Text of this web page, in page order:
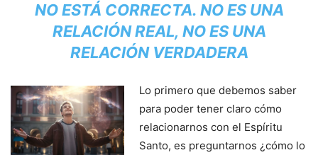
NO ESTÁ CORRECTA. NO ES UNA
RELACIÓN REAL, NO ES UNA
RELACIÓN VERDADERA
Lo primero que debemos saber
para poder tener claro cómo
relacionarnos con el Espíritu
Santo, es preguntarnos ¿cómo lo